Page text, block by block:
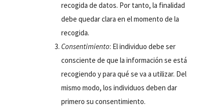
recogida de datos. Por tanto, la finalidad
debe quedar clara en el momento de la
recogida.
Consentimiento: El individuo debe ser
consciente de que la información se está
recogiendo y para qué se va a utilizar. Del
mismo modo, los individuos deben dar
primero su consentimiento.